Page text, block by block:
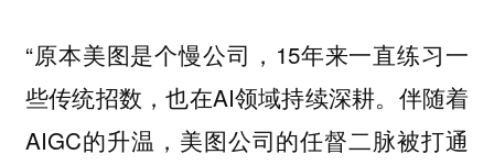
“原本美图是个慢公司，15年来一直练习一
些传统招数，也在AI领域持续深耕。伴随着
AIGC的升温，美图公司的任督二脉被打通